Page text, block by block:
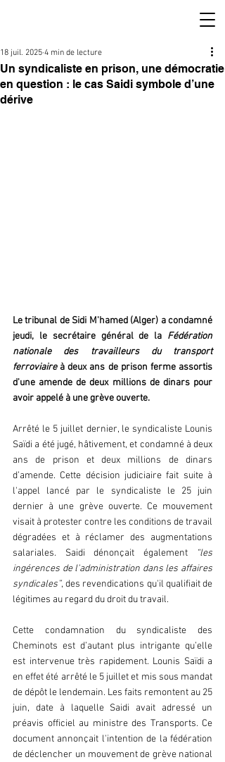
Un syndicaliste en prison, une démocratie
en question : le cas Saidi symbole d’une
dérive
18 juil. 2025 4 min de lecture
Le tribunal de Sidi M'hamed (Alger) a condamné
jeudi, le secrétaire général de la Fédération
nationale des travailleurs du transport
ferroviaire à deux ans de prison ferme assortis
d'une amende de deux millions de dinars pour
avoir appelé à une grève ouverte.
Arrêté le 5 juillet dernier, le syndicaliste Lounis
Saïdi a été jugé, hâtivement, et condamné à deux
ans de prison et deux millions de dinars
d’amende. Cette décision judiciaire fait suite à
l'appel lancé par le syndicaliste le 25 juin
dernier à une grève ouverte. Ce mouvement
visait à protester contre les conditions de travail
dégradées et à réclamer des augmentations
salariales. Saidi dénonçait également
“les
ingérences de l'administration dans les affaires
syndicales”, des revendications qu'il qualifiait de
légitimes au regard du droit du travail.
Cette condamnation du syndicaliste des
Cheminots est d’autant plus intrigante qu’elle
est intervenue très rapidement. Lounis Saïdi a
en effet été arrêté le 5 juillet et mis sous mandat
de dépôt le lendemain. Les faits remontent au 25
juin, date à laquelle Saidi avait adressé un
préavis officiel au ministre des Transports. Ce
document annonçait l'intention de la fédération
de déclencher un mouvement de grève national